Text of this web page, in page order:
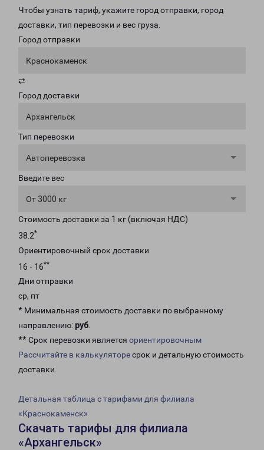
Чтобы узнать тариф, укажите город отправки, город
доставки, тип перевозки и вес груза.
Город отправки
Краснокаменск
⇄
Город доставки
Архангельск
Тип перевозки
Автоперевозка
Введите вес
От 3000 кг
Стоимость доставки за 1 кг (включая НДС)
38.2*
Ориентировочный срок доставки
16 - 16**
Дни отправки
ср, пт
* Минимальная стоимость доставки по выбранному
направлению: руб.
** Срок перевозки является ориентировочным
Рассчитайте в калькуляторесрок и детальную стоимость
доставки.
Детальная таблица с тарифами для филиала
«Краснокаменск»
Скачать тарифы для филиала
«Архангельск»